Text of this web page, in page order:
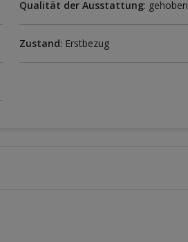
Qualität der Ausstattung: gehoben
Zustand: Erstbezug